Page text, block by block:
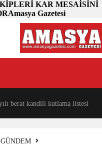
KAR MESAİSİNİ
Gazetesi
berat kandili kutlama listesi
GÜNDEM